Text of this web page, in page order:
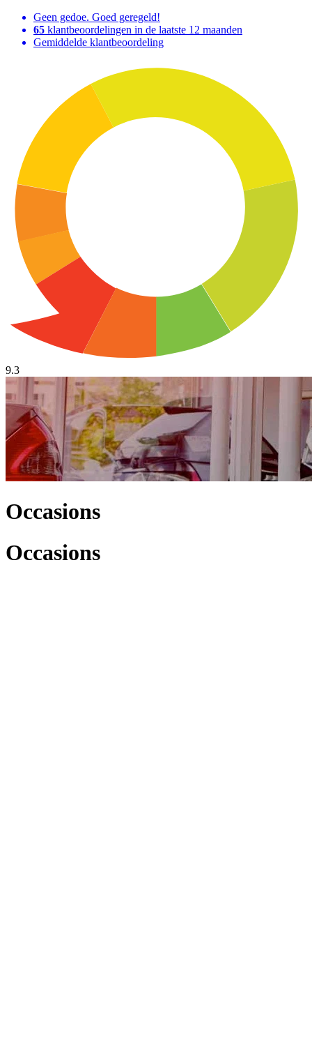
Geen gedoe. Goed geregeld!
65 klantbeoordelingen in de laatste 12 maanden
Gemiddelde klantbeoordeling
9.3
Occasions
Occasions